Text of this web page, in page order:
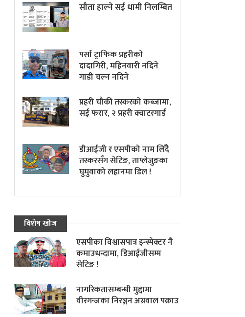
सौता हाल्ने सई धामी निलम्बित
पर्सा ट्राफिक प्रहरीकाे
दादागिरी, महिनवारी नदिने
गाडी चल्न नदिने
प्रहरी चौकी तस्करको कब्जामा,
सई फरार, २ प्रहरी क्वाटरगार्ड
डीआईजी र एसपीको नाम लिँदै
तस्करसँग सेटिङ, ताप्लेजुङका
घुमुवाको लहानमा डिल !
विशेष खोज
एसपीका विश्वासपात्र इन्स्पेक्टर नै
कमाउधन्दामा, डिआईजीसम्म
सेटिङ !
नागरिकतासम्बन्धी मुद्दामा
वीरगन्जका निरञ्जन अग्रवाल पक्राउ